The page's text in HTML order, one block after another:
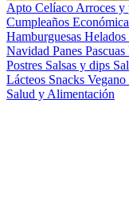
Apto Celíaco Arroces y
Cumpleaños
Hamburguesas Helados
Navidad Panes Pascuas
Postres Salsas y dips
Lácteos Snacks Vegano
Salud y Alimentación